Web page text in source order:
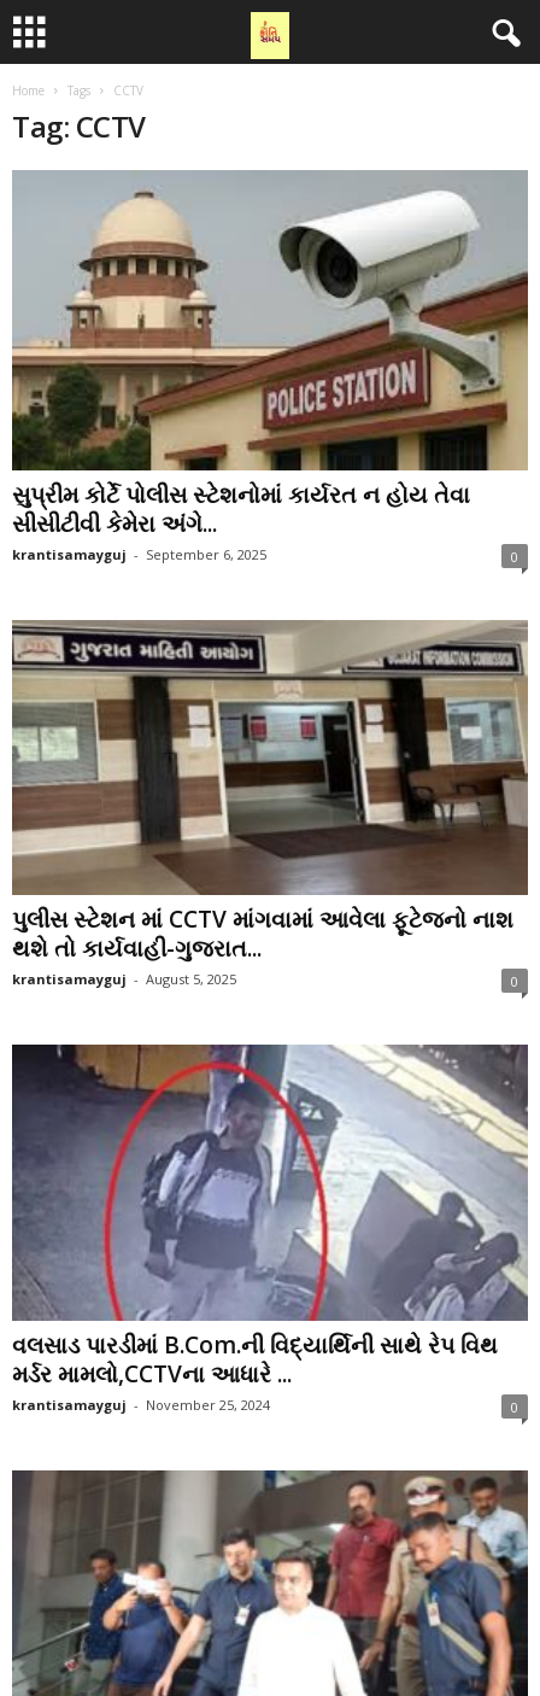
Home Tags CCTV
Tag: CCTV
સુપ્રીમ કોર્ટે પોલીસ સ્ટેશનોમાં કાર્યરત ન હોય તેવા
સીસીટીવી કેમેરા અંગે...
krantisamayguj - September 6, 2025 0
પુલીસ સ્ટેશન માં CCTV માંગવામાં આવેલા ફૂટેજનો નાશ
થશે તો કાર્યવાહી-ગુજરાત...
krantisamayguj - August 5, 2025 0
વલસાડ પારડીમાં B.Com.ની વિદ્યાર્થિની સાથે રેપ વિથ
મર્ડર મામલો,CCTVના આધારે ...
krantisamayguj - November 25, 2024 0